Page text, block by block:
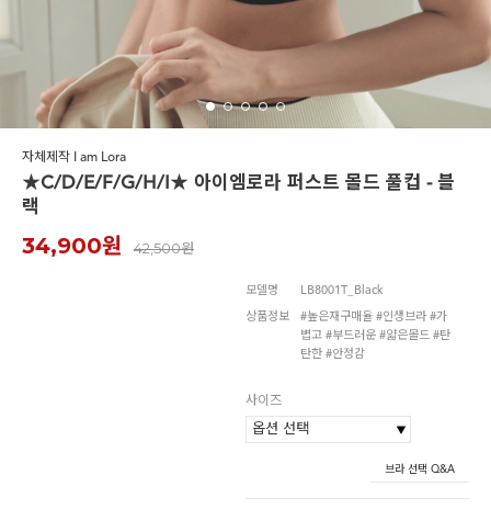
자체제작 I am Lora
★C/D/E/F/G/H/I★ 아이엠로라 퍼스트 몰드 풀컵 - 블
랙
34,900원 42,500원
모델명 LB8001T_Black
상품정보
#높은재구매율 #인생브라 #가
볍고 #부드러운 #얇은몰드 #탄
탄한 #안정감
사이즈
브라 선택 Q&A